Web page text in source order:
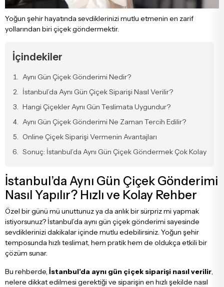
Söz & Nişan Çiçekleri
Arkadaşa Çiçek
Öğretmene Çiçek
Gelin & Damat Yaka Çiçekleri
Babaya Çiçek
Tebrik - Terfi Çiçekleri
Kapuçino
Starliçe Buketleri
Şakayık Buketleri
Sümbül Buketleri
Luxury Buketler
Erengül Buketleri
Papatya Ve Kır Buketleri
Şakayık Ve Şakayıklı Aranjmanlar
Mega Aranjmanlar
Luxury Aranjmanlar Ve Tasarımlar
Yoğun şehir hayatında sevdiklerinizi mutlu etmenin en zarif
yollarından biri çiçek göndermektir.
İçindekiler
Aynı Gün Çiçek Gönderimi Nedir?
İstanbul’da Aynı Gün Çiçek Siparişi Nasıl Verilir?
Hangi Çiçekler Aynı Gün Teslimata Uygundur?
Aynı Gün Çiçek Gönderimi Ne Zaman Tercih Edilir?
Online Çiçek Siparişi Vermenin Avantajları
Sonuç: İstanbul’da Aynı Gün Çiçek Göndermek Çok Kolay
İstanbul’da Aynı Gün Çiçek Gönderimi
Nasıl Yapılır? Hızlı ve Kolay Rehber
Özel bir günü mü unuttunuz ya da anlık bir sürpriz mi yapmak
istiyorsunuz? İstanbul’da aynı gün çiçek gönderimi sayesinde
sevdiklerinizi dakikalar içinde mutlu edebilirsiniz. Yoğun şehir
temposunda hızlı teslimat, hem pratik hem de oldukça etkili bir
çözüm sunar.
Bu rehberde, İstanbul’da aynı gün çiçek siparişi nasıl verilir,
nelere dikkat edilmesi gerektiği ve siparişin en hızlı şekilde nasıl